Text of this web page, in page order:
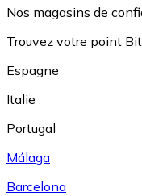
Nos magasins de
Trouvez votre point
Espagne
Italie
Portugal
Málaga
Barcelona